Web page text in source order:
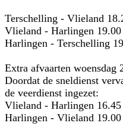
Terschelling - Vlieland
Vlieland - Harlingen
Harlingen - Terschelling
Extra afvaarten woensdag
Doordat de sneldienst
de veerdienst ingezet:
Vlieland - Harlingen
Harlingen - Vlieland